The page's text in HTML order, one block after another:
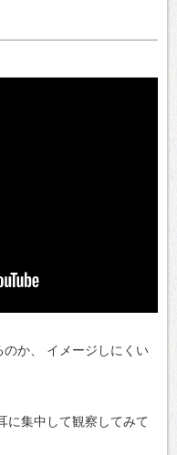
か、
イメージしにくい
に集中して観察してみて